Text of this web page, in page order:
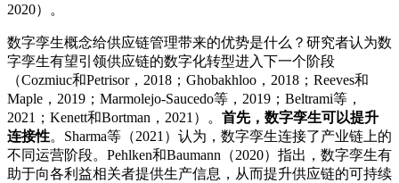
2020）。
数字孪生概念给供应链管理带来的优势是什么？研究者认为数
字孪生有望引领供应链的数字化转型进入下一个阶段
（Cozmiuc和Petrisor，2018；Ghobakhloo，2018；Reeves和
Maple，2019；Marmolejo-Saucedo等，2019；Beltrami等，
2021；Kenett和Bortman，2021）。 首先，数字孪生可以提升
连接性。Sharma等（2021）认为，数字孪生连接了产业链上的
不同运营阶段。Pehlken和Baumann（2020）指出，数字孪生有
助于向各利益相关者提供生产信息，从而提升供应链的可持续